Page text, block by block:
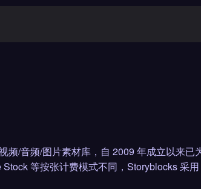
频/音频/图片素材库，自 2009 年成立以来已
等按张计费模式不同，Storyblocks 采用